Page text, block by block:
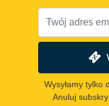
Wysyłamy tylko
Anuluj